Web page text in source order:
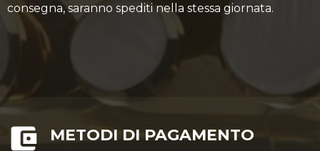
consegna, saranno spediti nella stessa giornata.
METODI DI PAGAMENTO